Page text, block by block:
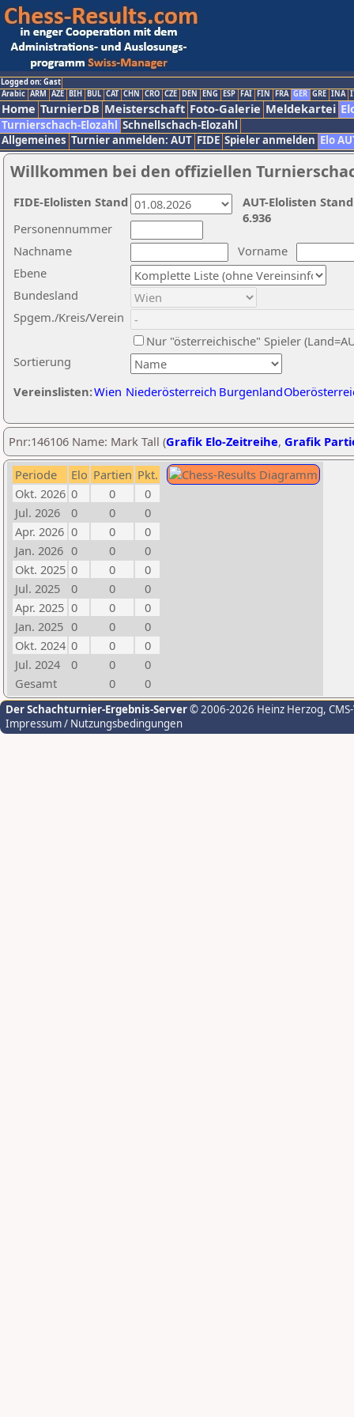
Logged on: Gast
Arabic ARM AZE BIH BUL CAT CHN CRO CZE DEN ENG ESP FAI FIN FRA GER GRE INA
Home TurnierDB Meisterschaft Foto-Galerie Meldekartei
Turnierschach-Elozahl Schnellschach-Elozahl
Allgemeines Turnier anmelden: AUT FIDE Spieler anmelden Elo
Willkommen bei den offiziellen
Nachname
Vorname
Ebene
Sortierung
Personennummer
Bundesland
Spgem./Kreis/Verein
Nur "österreichische" Spieler
Vereinslisten:Wien Niederösterreich Burgenland
AUT-Elolisten
6.936
FIDE-Elolisten Stand
Pnr:146106 Name: Mark Tall (Grafik Elo-Zeitreihe, Grafik
Periode Elo Partien Pkt.
Okt. 2026 0 0
0
Jul. 2026
0 0
0
Apr. 2026 0 0
0
Jan. 2026 0 0
0
Okt. 2025 0 0
0
Jul. 2025
0 0
0
Apr. 2025 0 0
0
Jan. 2025 0 0
0
Okt. 2024 0 0
0
Jul. 2024
0 0
0
Gesamt
0 0
Der Schachturnier-Ergebnis-Server© 2006-2026 Heinz Herzog,
Impressum / Nutzungsbedingungen